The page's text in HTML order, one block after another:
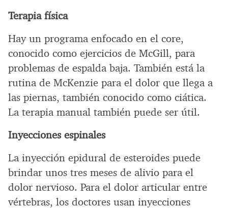
Terapia física
Hay un programa enfocado en el core,
conocido como ejercicios de McGill, para
problemas de espalda baja. También está la
rutina de McKenzie para el dolor que llega a
las piernas, también conocido como ciática.
La terapia manual también puede ser útil.
Inyecciones espinales
La inyección epidural de esteroides puede
brindar unos tres meses de alivio para el
dolor nervioso. Para el dolor articular entre
vértebras, los doctores usan inyecciones